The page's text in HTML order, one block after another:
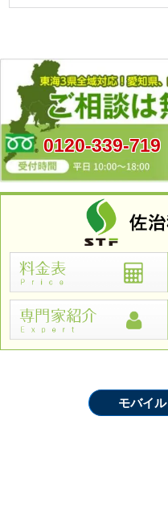
0120-339-719
モバイル